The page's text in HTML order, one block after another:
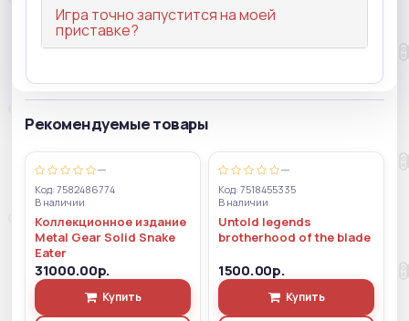
Игра точно запустится на моей
приставке?
Рекомендуемые товары
—
Код: 7582486774
В наличии
Коллекционное издание
Metal Gear Solid Snake
Eater
31000.00р.
Купить
—
Код: 7518455335
В наличии
Untold legends
brotherhood of the blade
1500.00р.
Купить